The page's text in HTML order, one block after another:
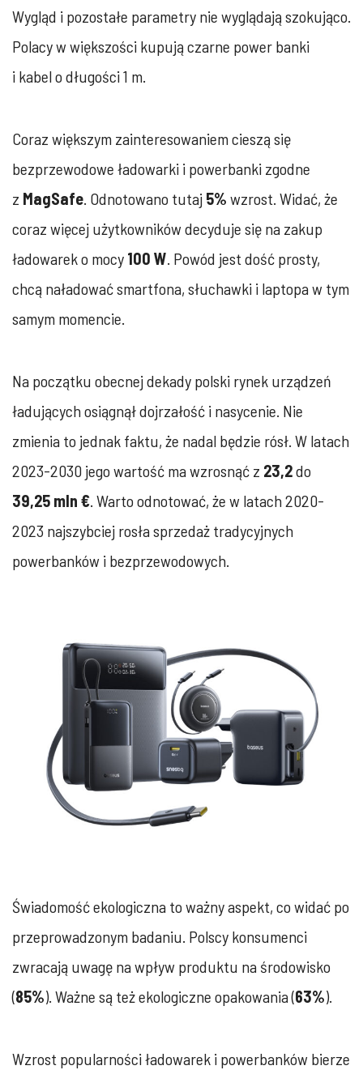
Wygląd i pozostałe parametry nie wyglądają szokująco.
Polacy w większości kupują czarne power banki
i kabel o długości 1 m.
Coraz większym zainteresowaniem cieszą się
bezprzewodowe ładowarki i powerbanki zgodne
z MagSafe. Odnotowano tutaj 5% wzrost. Widać, że
coraz więcej użytkowników decyduje się na zakup
ładowarek o mocy 100 W. Powód jest dość prosty,
chcą naładować smartfona, słuchawki i laptopa w tym
samym momencie.
Na początku obecnej dekady polski rynek urządzeń
ładujących osiągnął dojrzałość i nasycenie. Nie
zmienia to jednak faktu, że nadal będzie rósł. W latach
2023-2030 jego wartość ma wzrosnąć z 23,2do
39,25 mln €. Warto odnotować, że w latach 2020-
2023 najszybciej rosła sprzedaż tradycyjnych
powerbanków i bezprzewodowych.
Świadomość ekologiczna to ważny aspekt, co widać po
przeprowadzonym badaniu. Polscy konsumenci
zwracają uwagę na wpływ produktu na środowisko
(85%). Ważne są też ekologiczne opakowania (63%).
Wzrost popularności ładowarek i powerbanków bierze